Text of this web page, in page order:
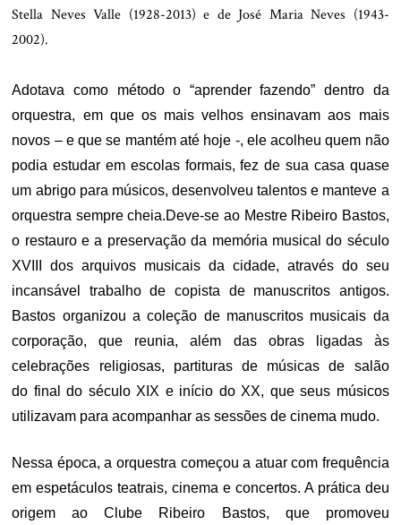
Stella Neves Valle (1928-2013) e de José Maria Neves (1943-
2002).
Adotava como método o “aprender fazendo” dentro da
orquestra, em que os mais velhos ensinavam aos mais
novos – e que se mantém até hoje -, ele acolheu quem não
podia estudar em escolas formais, fez de sua casa quase
um abrigo para músicos, desenvolveu talentos e manteve a
orquestra sempre cheia.Deve-se ao Mestre Ribeiro Bastos,
o restauro e a preservação da memória musical do século
XVIII dos arquivos musicais da cidade, através do seu
incansável trabalho de copista de manuscritos antigos.
Bastos organizou a coleção de manuscritos musicais da
corporação, que reunia, além das obras ligadas às
celebrações religiosas, partituras de músicas de salão
do final do século XIX e início do XX, que seus músicos
utilizavam para acompanhar as sessões de cinema mudo.
Nessa época, a orquestra começou a atuar com frequência
em espetáculos teatrais, cinema e concertos. A prática deu
origem ao Clube Ribeiro Bastos, que promoveu